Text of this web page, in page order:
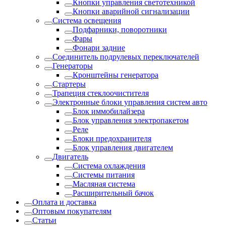
Кнопки управления светотехникой
Кнопки аварийной сигнализации
Система освещения
Подфарники, поворотники
Фары
Фонари задние
Соединитель подрулевых переключателей
Генераторы
Кронштейны генератора
Стартеры
Трапеция стеклоочистителя
Электронные блоки управления систем авто
Блок иммобилайзера
Блок управления электропакетом
Реле
Блоки предохранителя
Блок управления двигателем
Двигатель
Система охлаждения
Системы питания
Масляная система
Расширительный бачок
Оплата и доставка
Оптовым покупателям
Статьи